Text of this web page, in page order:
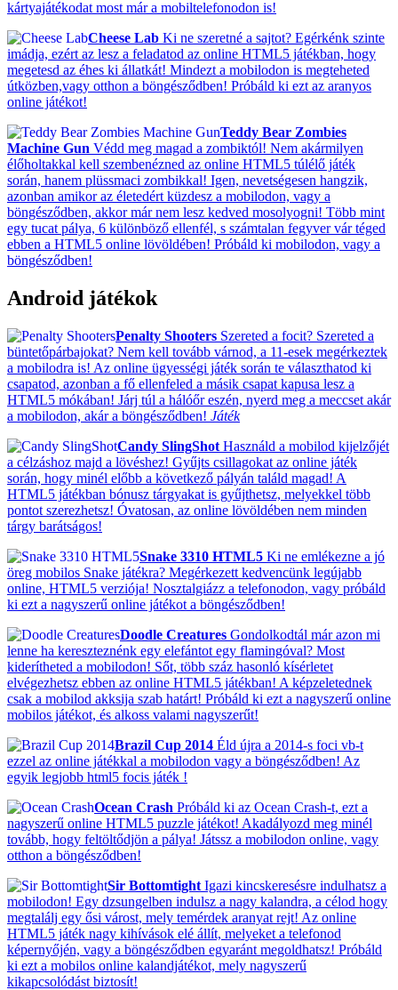
kártyajátékodat most már a mobiltelefonodon is!
Cheese Lab Ki ne szeretné a sajtot? Egérkénk szinte
imádja, ezért az lesz a feladatod az online HTML5 játékban, hogy
megetesd az éhes ki állatkát! Mindezt a mobilodon is megteheted
útközben,vagy otthon a böngésződben! Próbáld ki ezt az aranyos
online játékot!
Teddy Bear Zombies
Machine Gun Védd meg magad a zombiktól! Nem akármilyen
élőholtakkal kell szembenézned az online HTML5 túlélő játék
során, hanem plüssmaci zombikkal! Igen, nevetségesen hangzik,
azonban amikor az életedért küzdesz a mobilodon, vagy a
böngésződben, akkor már nem lesz kedved mosolyogni! Több mint
egy tucat pálya, 6 különböző ellenfél, s számtalan fegyver vár téged
ebben a HTML5 online lövöldében! Próbáld ki mobilodon, vagy a
böngésződben!
Android játékok
Penalty Shooters Szereted a focit? Szereted a
büntetőpárbajokat? Nem kell tovább várnod, a 11-esek megérkeztek
a mobilodra is! Az online ügyességi játék során te választhatod ki
csapatod, azonban a fő ellenfeled a másik csapat kapusa lesz a
HTML5 mókában! Járj túl a hálóőr eszén, nyerd meg a meccset akár
a mobilodon, akár a böngésződben! Játék
Candy SlingShot Használd a mobilod kijelzőjét
a célzáshoz majd a lövéshez! Gyűjts csillagokat az online játék
során, hogy minél előbb a következő pályán találd magad! A
HTML5 játékban bónusz tárgyakat is gyűjthetsz, melyekkel több
pontot szerezhetsz! Óvatosan, az online lövöldében nem minden
tárgy barátságos!
Snake 3310 HTML5 Ki ne emlékezne a jó
öreg mobilos Snake játékra? Megérkezett kedvencünk legújabb
online, HTML5 verziója! Nosztalgiázz a telefonodon, vagy próbáld
ki ezt a nagyszerű online játékot a böngésződben!
Doodle Creatures Gondolkodtál már azon mi
lenne ha kereszteznénk egy elefántot egy flamingóval? Most
kiderítheted a mobilodon! Sőt, több száz hasonló kísérletet
elvégezhetsz ebben az online HTML5 játékban! A képzeletednek
csak a mobilod akksija szab határt! Próbáld ki ezt a nagyszerű online
mobilos játékot, és alkoss valami nagyszerűt!
Brazil Cup 2014 Éld újra a 2014-s foci vb-t
ezzel az online játékkal a mobilodon vagy a böngésződben! Az
egyik legjobb html5 focis játék !
Ocean Crash Próbáld ki az Ocean Crash-t, ezt a
nagyszerű online HTML5 puzzle játékot! Akadályozd meg minél
tovább, hogy feltöltődjön a pálya! Játssz a mobilodon online, vagy
otthon a böngésződben!
Sir Bottomtight Igazi kincskeresésre indulhatsz a
mobilodon! Egy dzsungelben indulsz a nagy kalandra, a célod hogy
megtalálj egy ősi várost, mely temérdek aranyat rejt! Az online
HTML5 játék nagy kihívások elé állít, melyeket a telefonod
képernyőjén, vagy a böngésződben egyaránt megoldhatsz! Próbáld
ki ezt a mobilos online kalandjátékot, mely nagyszerű
kikapcsolódást biztosít!